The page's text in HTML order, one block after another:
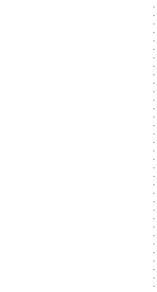
·
·
·
·
·
·
·
·
·
·
·
·
·
·
·
·
·
·
·
·
·
·
·
·
·
·
·
·
·
·
·
·
·
·